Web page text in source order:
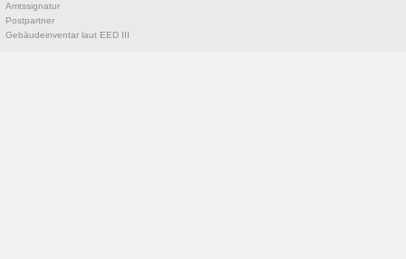
Amtssignatur
Postpartner
Gebäudeinventar laut EED III